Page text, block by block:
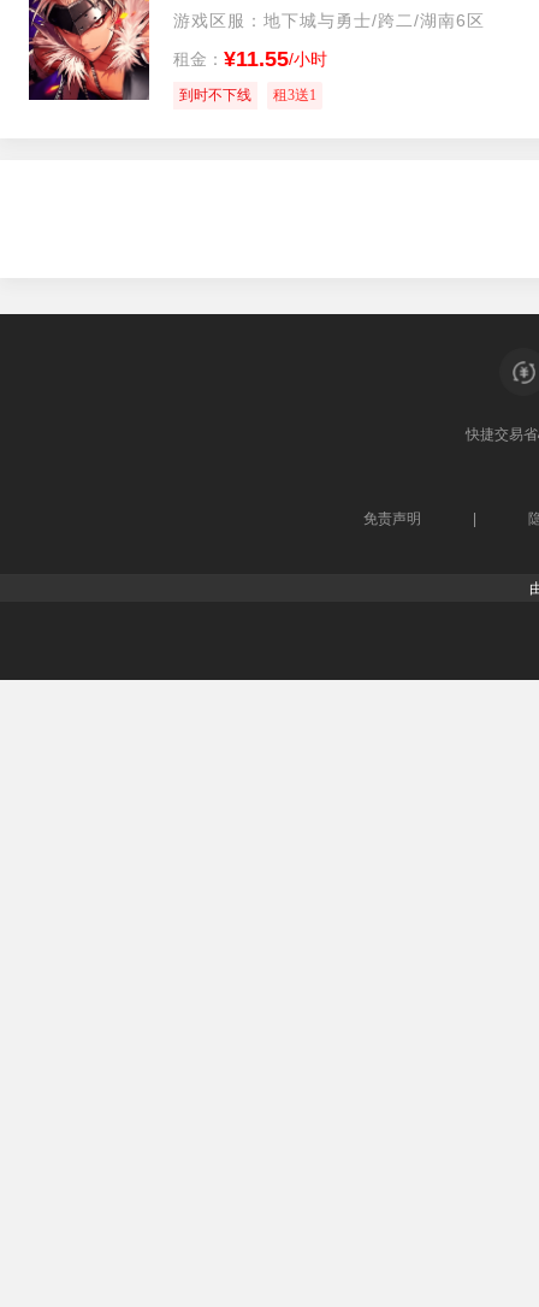
游戏区服：地下城与勇士/跨二/湖南6区
租金： ¥11.55/小时
到时不下线 租3送1
快捷交易
免责声明